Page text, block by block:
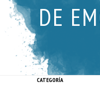
DE
CATEGORÍA